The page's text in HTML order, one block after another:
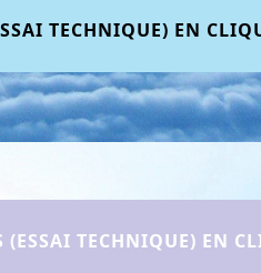
TECHNIQUE) EN
(ESSAI TECHNIQUE) EN